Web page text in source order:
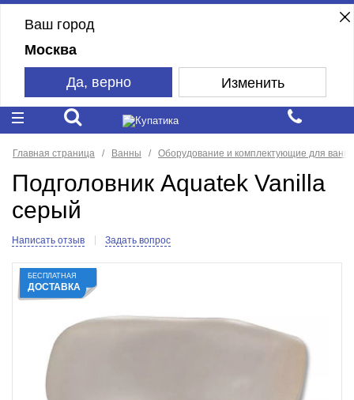
Ваш город
Москва
Да, верно Изменить
Главная страница Ванны Оборудование и комплектующие для ванн
Подголовник Aquatek Vanilla
серый
Написать отзыв Задать вопрос
БЕСПЛАТНАЯ
ДОСТАВКА